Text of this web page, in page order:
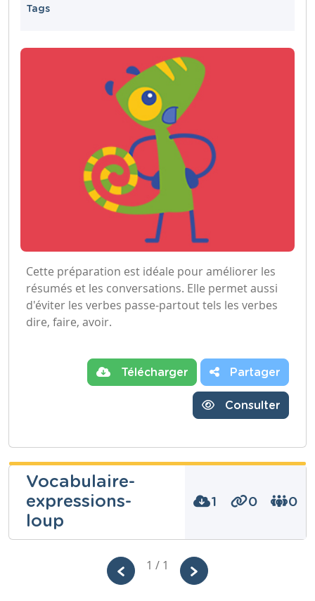
Tags
Cette préparation est idéale pour améliorer les
résumés et les conversations. Elle permet aussi
d'éviter les verbes passe-partout tels les verbes
dire, faire, avoir.
Télécharger Partager
Consulter
Vocabulaire-
expressions-
loup
1 0 0
1 / 1